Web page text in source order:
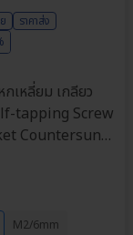
ราคาส่ง
เหลี่ยม เกลียว
tapping Screw
Countersunk
: สแตนเลส 304 |
M3, M4,
าว: 5-35 มม. |
าต่อตัว
M2/6mm